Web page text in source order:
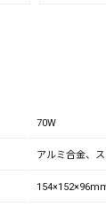
70W
アルミ合金、